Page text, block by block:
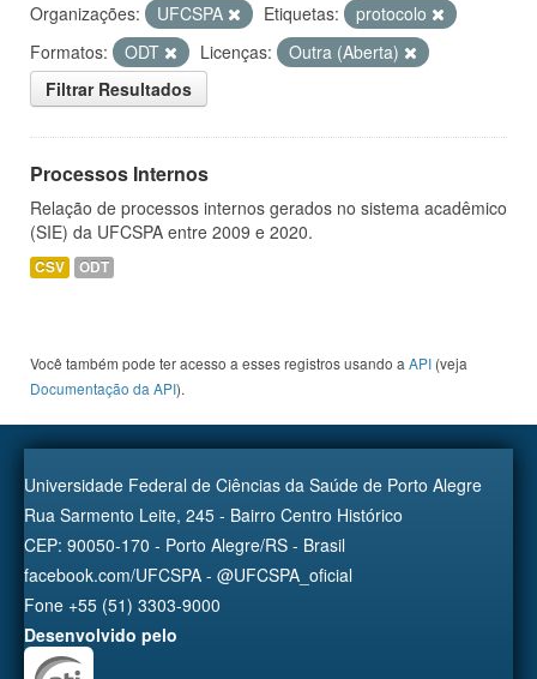
Organizações: UFCSPA Etiquetas:
protocolo
Formatos:
ODT Licenças:
Outra (Aberta)
Filtrar Resultados
Processos Internos
Relação de processos internos gerados no sistema acadêmico
(SIE) da UFCSPA entre 2009 e 2020.
CSV ODT
Você também pode ter acesso a esses registros usando a API (veja
Documentação da API).
Universidade Federal de Ciências da Saúde de Porto Alegre
Rua Sarmento Leite, 245 - Bairro Centro Histórico
CEP: 90050-170 - Porto Alegre/RS - Brasil
facebook.com/UFCSPA - @UFCSPA_oficial
Fone +55 (51) 3303-9000
Desenvolvido pelo